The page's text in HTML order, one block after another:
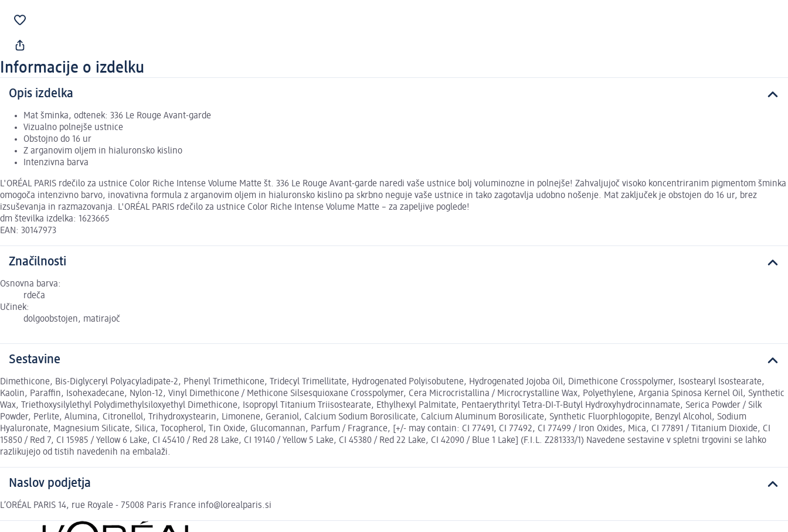
Informacije o izdelku
Opis izdelka
Mat šminka, odtenek: 336 Le Rouge Avant-garde
Vizualno polnejše ustnice
Obstojno do 16 ur
Z arganovim oljem in hialuronsko kislino
Intenzivna barva
L'ORÉAL PARIS rdečilo za ustnice Color Riche Intense Volume Matte št. 336 Le Rouge Avant-garde naredi vaše ustnice bolj voluminozne in polnejše! Zahvaljujoč visoko koncentriranim pigmentom šminka
omogoča intenzivno barvo, inovativna formula z arganovim oljem in hialuronsko kislino pa skrbno neguje vaše ustnice in tako zagotavlja udobno nošenje. Mat zaključek je obstojen do 16 ur, brez
izsuševanja in razmazovanja. L'ORÉAL PARIS rdečilo za ustnice Color Riche Intense Volume Matte – za zapeljive poglede!
dm številka izdelka: 1623665
EAN: 30147973
Značilnosti
Osnovna barva:
rdeča
Učinek:
dolgoobstojen, matirajoč
Sestavine
Dimethicone, Bis-Diglyceryl Polyacyladipate-2, Phenyl Trimethicone, Tridecyl Trimellitate, Hydrogenated Polyisobutene, Hydrogenated Jojoba Oil, Dimethicone Crosspolymer, Isostearyl Isostearate,
Kaolin, Paraffin, Isohexadecane, Nylon-12, Vinyl Dimethicone / Methicone Silsesquioxane Crosspolymer, Cera Microcristallina / Microcrystalline Wax, Polyethylene, Argania Spinosa Kernel Oil, Synthetic
Wax, Triethoxysilylethyl Polydimethylsiloxyethyl Dimethicone, Isopropyl Titanium Triisostearate, Ethylhexyl Palmitate, Pentaerythrityl Tetra-DI-T-Butyl Hydroxyhydrocinnamate, Serica Powder / Silk
Powder, Perlite, Alumina, Citronellol, Trihydroxystearin, Limonene, Geraniol, Calcium Sodium Borosilicate, Calcium Aluminum Borosilicate, Synthetic Fluorphlogopite, Benzyl Alcohol, Sodium
Hyaluronate, Magnesium Silicate, Silica, Tocopherol, Tin Oxide, Glucomannan, Parfum / Fragrance, [+/- may contain: CI 77491, CI 77492, CI 77499 / Iron Oxides, Mica, CI 77891 / Titanium Dioxide, CI
15850 / Red 7, CI 15985 / Yellow 6 Lake, CI 45410 / Red 28 Lake, CI 19140 / Yellow 5 Lake, CI 45380 / Red 22 Lake, CI 42090 / Blue 1 Lake] (F.I.L. Z281333/1) Navedene sestavine v spletni trgovini se lahko
razlikujejo od tistih navedenih na embalaži.
Naslov podjetja
L’ORÉAL PARIS 14, rue Royale - 75008 Paris France info@lorealparis.si